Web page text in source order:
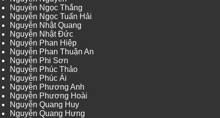
Nguyễn Ngọc Thắng
Nguyễn Ngọc Tuấn Hải
Nguyễn Nhật Quang
Nguyễn Nhật Đức
Nguyễn Phan Hiệp
Nguyễn Phan Thuận An
Nguyễn Phi Sơn
Nguyễn Phúc Thảo
Nguyễn Phúc Ái
Nguyễn Phương Anh
Nguyễn Phương Hoài
Nguyễn Quang Huy
Nguyễn Quang Hưng